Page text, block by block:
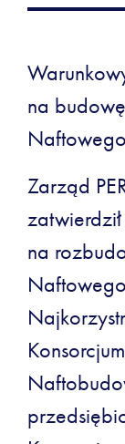
na
Naftowego
Zarząd
na